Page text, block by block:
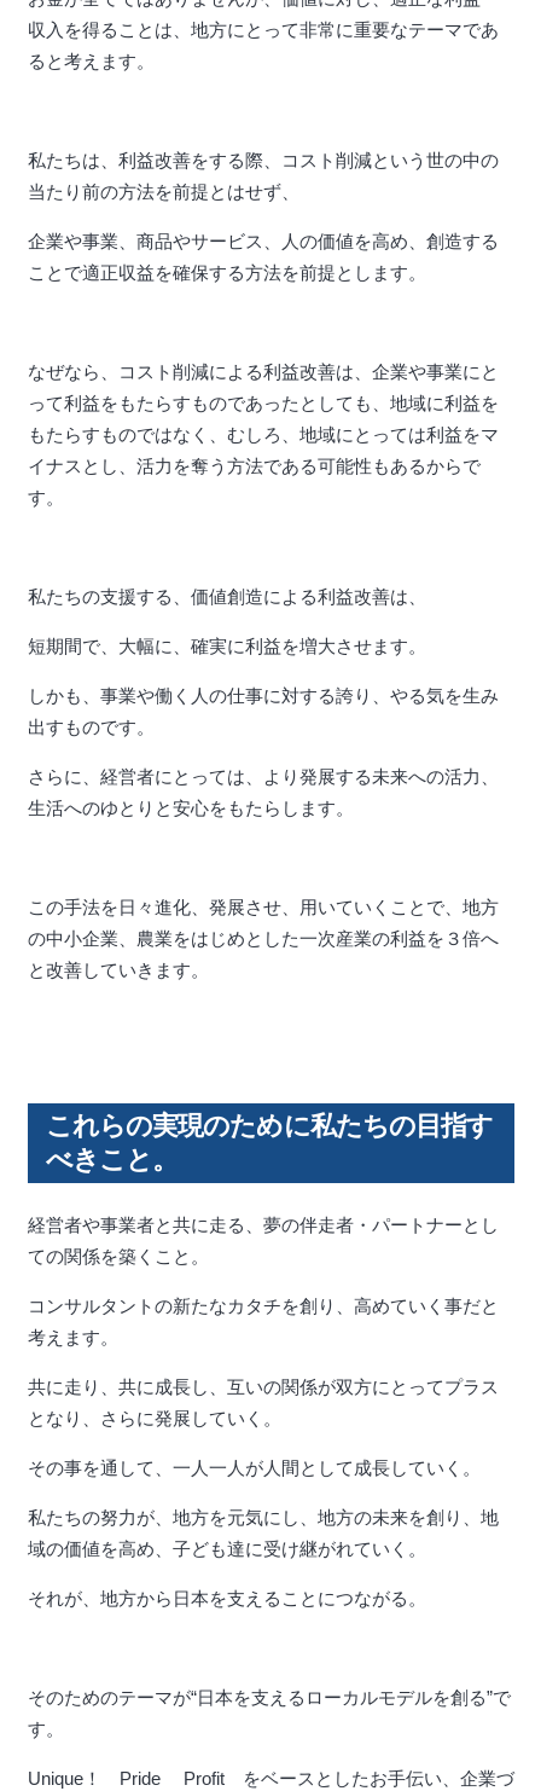
収入を得ることは、地方にとって非常に重要なテーマであ
ると考えます。
私たちは、利益改善をする際、コスト削減という世の中の
当たり前の方法を前提とはせず、
企業や事業、商品やサービス、人の価値を高め、創造する
ことで適正収益を確保する方法を前提とします。
なぜなら、コスト削減による利益改善は、企業や事業にと
って利益をもたらすものであったとしても、地域に利益を
もたらすものではなく、むしろ、地域にとっては利益をマ
イナスとし、活力を奪う方法である可能性もあるからで
す。
私たちの支援する、価値創造による利益改善は、
短期間で、大幅に、確実に利益を増大させます。
しかも、事業や働く人の仕事に対する誇り、やる気を生み
出すものです。
さらに、経営者にとっては、より発展する未来への活力、
生活へのゆとりと安心をもたらします。
この手法を日々進化、発展させ、用いていくことで、地方
の中小企業、農業をはじめとした一次産業の利益を３倍へ
と改善していきます。
これらの実現のために私たちの目指す
べきこと。
経営者や事業者と共に走る、夢の伴走者・パートナーとし
ての関係を築くこと。
コンサルタントの新たなカタチを創り、高めていく事だと
考えます。
共に走り、共に成長し、互いの関係が双方にとってプラス
となり、さらに発展していく。
その事を通して、一人一人が人間として成長していく。
私たちの努力が、地方を元気にし、地方の未来を創り、地
域の価値を高め、子ども達に受け継がれていく。
それが、地方から日本を支えることにつながる。
そのためのテーマが“日本を支えるローカルモデルを創る”で
す。
Unique！ Pride Profit をベースとしたお手伝い、企業づ